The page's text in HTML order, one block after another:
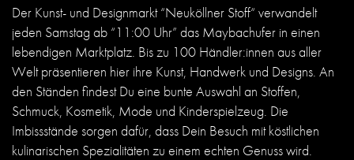
Der Kunst- und Designmarkt “Neuköllner Stoff“ verwandelt
jeden Samstag ab “11:00 Uhr” das Maybachufer in einen
lebendigen Marktplatz. Bis zu 100 Händler:innen aus aller
Welt präsentieren hier ihre Kunst, Handwerk und Designs. An
den Ständen findest Du eine bunte Auswahl an Stoffen,
Schmuck, Kosmetik, Mode und Kinderspielzeug. Die
Imbissstände sorgen dafür, dass Dein Besuch mit köstlichen
kulinarischen Spezialitäten zu einem echten Genuss wird.